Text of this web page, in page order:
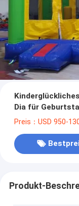
Dia für
Preis：USD 950-
Produkt-